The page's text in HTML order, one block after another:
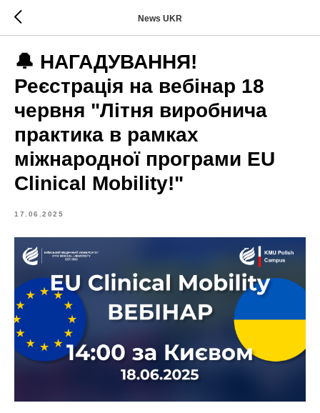
News UKR
🔔 НАГАДУВАННЯ!
Реєстрація на вебінар 18
червня "Літня виробнича
практика в рамках
міжнародної програми EU
Clinical Mobility!"
17.06.2025